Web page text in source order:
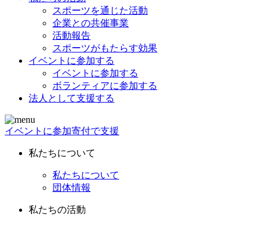
スポーツを通じた活動
企業との共催事業
活動報告
スポーツがもたらす効果
イベントに参加する
イベントに参加する
ボランティアに参加する
法人として支援する
イベントに参加寄付で支援
私たちについて
私たちについて
団体情報
私たちの活動